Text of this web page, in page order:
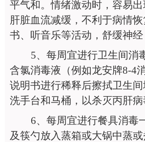
平气和。情绪激动时，容易出
肝脏血流减缓，不利于病情
书、听音乐等活动，舒缓神经
5、每周宜进行卫生间消
含氯消毒液（例如龙安牌8-4
说明书进行稀释后擦拭卫生间
洗手台和马桶，以杀灭丙肝病
6、每周宜进行餐具消毒
及筷勺放入蒸箱或大锅中蒸